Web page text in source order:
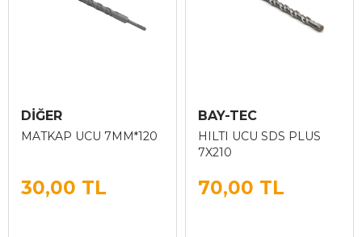
DİĞER
MATKAP UCU 7MM*120
30,00 TL
BAY-TEC
HILTI UCU SDS PLUS
7X210
70,00 TL